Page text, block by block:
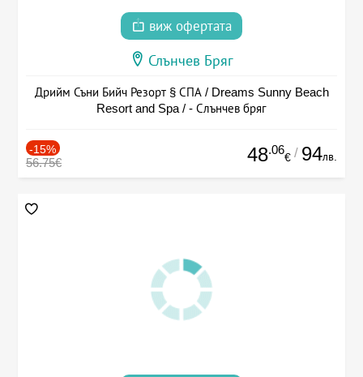
виж офертата
Слънчев Бряг
Дрийм Съни Бийч Резорт § СПА / Dreams Sunny Beach
Resort and Spa / - Слънчев бряг
-15%
56.75€ 48.06
€ / 94лв.